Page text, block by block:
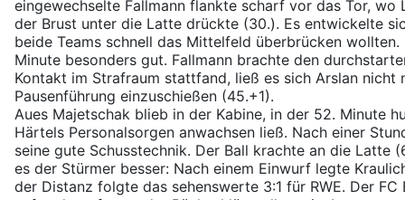
eingewechselte Fallmann flankte scharf vor das Tor, wo
der Brust unter die Latte drückte (30.). Es entwickelte
beide Teams schnell das Mittelfeld überbrücken
Minute besonders gut. Fallmann brachte den
Kontakt im Strafraum stattfand, ließ es sich Arslan nicht
Pausenführung einzuschießen (45.+1).
Aues Majetschak blieb in der Kabine, in der 52. Minute
Härtels Personalsorgen anwachsen ließ. Nach einer
seine gute Schusstechnik. Der Ball krachte an die Latte
es der Stürmer besser: Nach einem Einwurf legte
der Distanz folgte das sehenswerte 3:1 für RWE. Der